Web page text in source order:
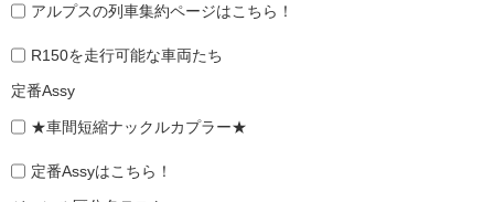
アルプスの列車集約ページはこちら！
R150を走行可能な車両たち
定番Assy
★車間短縮ナックルカプラー★
定番Assyはこちら！